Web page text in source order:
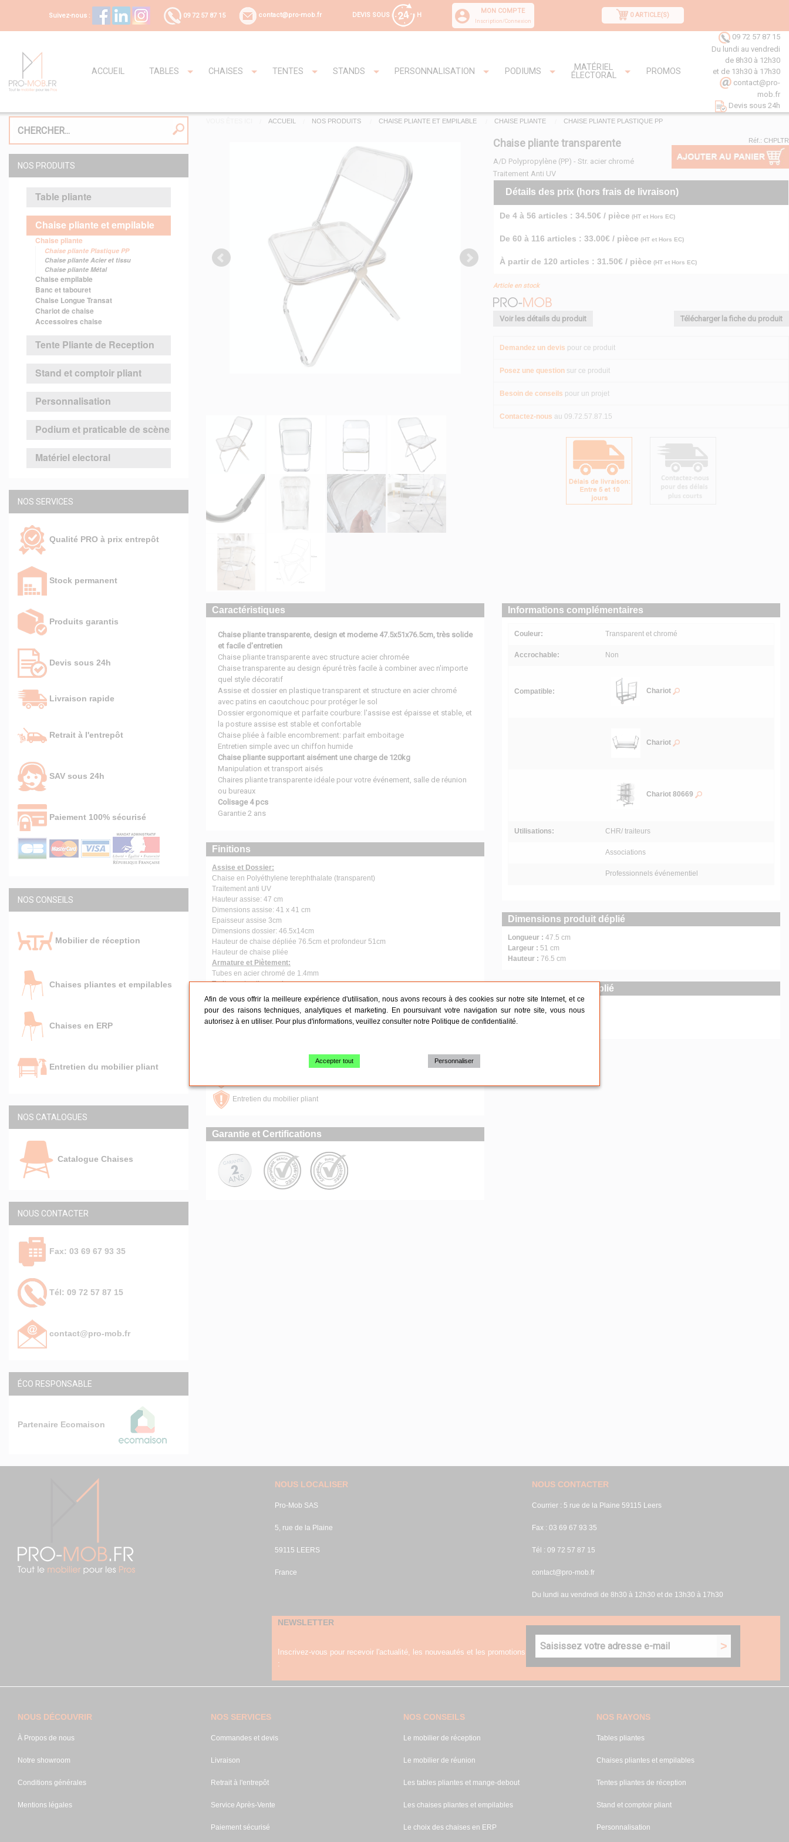
Suivez-nous : 09 72 57 87 15 contact@pro-mob.fr DEVIS SOUS H
MON COMPTE
Inscription/Connexion
0 ARTICLE(S)
ACCUEIL TABLES CHAISES TENTES STANDS PERSONNALISATION PODIUMS
MATÉRIEL
ÉLECTORAL
PROMOS
09 72 57 87 15
Du lundi au vendredi
de 8h30 à 12h30
et de 13h30 à 17h30
contact@pro-
mob.fr
Devis sous 24h
NOS PRODUITS
Table pliante
Chaise pliante et empilable
Chaise pliante
Chaise pliante Plastique PP
Chaise pliante Acier et tissu
Chaise pliante Métal
Chaise empilable
Banc et tabouret
Chaise Longue Transat
Chariot de chaise
Accessoires chaise
Tente Pliante de Reception
Stand et comptoir pliant
Personnalisation
Podium et praticable de scène
Matériel electoral
NOS SERVICES
Qualité PRO à prix entrepôt
Stock permanent
Produits garantis
Devis sous 24h
Livraison rapide
Retrait à l'entrepôt
SAV sous 24h
Paiement 100% sécurisé
NOS CONSEILS
Mobilier de réception
Chaises pliantes et empilables
Chaises en ERP
Entretien du mobilier pliant
NOS CATALOGUES
Catalogue Chaises
NOUS CONTACTER
Fax: 03 69 67 93 35
Tél: 09 72 57 87 15
contact@pro-mob.fr
ÉCO RESPONSABLE
Partenaire Ecomaison
ACCUEIL NOS PRODUITS CHAISE PLIANTE ET EMPILABLE CHAISE PLIANTE CHAISE PLIANTE PLASTIQUE PP
Chaise pliante transparente
A/D Polypropylène (PP) - Str. acier chromé
Traitement Anti UV
Réf.: CHPLTR
Détails des prix (hors frais de livraison)
De 4 à 56 articles : 34.50€ / pièce (HT et Hors EC)
De 60 à 116 articles : 33.00€ / pièce (HT et Hors EC)
À partir de 120 articles : 31.50€ / pièce (HT et Hors EC)
Article en stock
Voir les détails du produit Télécharger la fiche du produit
Demandez un devis pour ce produit
Posez une question sur ce produit
Besoin de conseils pour un projet
Contactez-nous au 09.72.57.87.15
Caractéristiques
Chaise pliante transparente, design et moderne 47.5x51x76.5cm, très solide
et facile d'entretien
Chaise pliante transparente avec structure acier chromée
Chaise transparente au design épuré très facile à combiner avec n'importe
quel style décoratif
Assise et dossier en plastique transparent et structure en acier chromé
avec patins en caoutchouc pour protéger le sol
Dossier ergonomique et parfaite courbure: l'assise est épaisse et stable, et
la posture assise est stable et confortable
Chaise pliée à faible encombrement: parfait emboitage
Entretien simple avec un chiffon humide
Chaise pliante supportant aisément une charge de 120kg
Manipulation et transport aisés
Chaires pliante transparente idéale pour votre événement, salle de réunion
ou bureaux
Colisage 4 pcs
Garantie 2 ans
Finitions
Assise et Dossier:
Chaise en Polyéthylene terephthalate (transparent)
Traitement anti UV
Hauteur assise: 47 cm
Dimensions assise: 41 x 41 cm
Epaisseur assise 3cm
Dimensions dossier: 46.5x14cm
Hauteur de chaise dépliée 76.5cm et profondeur 51cm
Hauteur de chaise pliée
Armature et Piètement:
Tubes en acier chromé de 1.4mm
Traitement anti-corrosion
Coins arrondis
Entretien du mobilier pliant
Garantie et Certifications
Informations complémentaires
Couleur: Transparent et chromé
Accrochable: Non
Compatible: Chariot
Chariot
Chariot 80669
Utilisations: CHR/ traiteurs
Associations
Professionnels événementiel
Dimensions produit déplié
Longueur : 47.5 cm
Largeur : 51 cm
Hauteur : 76.5 cm
Dimensions produit plié
Longueur :
92 cm
Largeur :
NOUS LOCALISER
Pro-Mob SAS
5, rue de la Plaine
59115 LEERS
France
NOUS CONTACTER
Courrier : 5 rue de la Plaine 59115 Leers
Fax : 03 69 67 93 35
Tél : 09 72 57 87 15
contact@pro-mob.fr
Du lundi au vendredi de 8h30 à 12h30 et de 13h30 à 17h30
NEWSLETTER
Inscrivez-vous pour recevoir l'actualité, les nouveautés et les promotions
:
NOUS DÉCOUVRIR
À Propos de nous
Notre showroom
Conditions générales
Mentions légales
NOS SERVICES
Commandes et devis
Livraison
Retrait à l'entrepôt
Service Après-Vente
Paiement sécurisé
NOS CONSEILS
Le mobilier de réception
Le mobilier de réunion
Les tables pliantes et mange-debout
Les chaises pliantes et empilables
Le choix des chaises en ERP
NOS RAYONS
Tables pliantes
Chaises pliantes et empilables
Tentes pliantes de réception
Stand et comptoir pliant
Personnalisation
Afin de vous offrir la meilleure expérience d'utilisation, nous avons recours à des cookies sur notre site Internet, et ce
pour des raisons techniques, analytiques et marketing. En poursuivant votre navigation sur notre site, vous nous
autorisez à en utiliser. Pour plus d'informations, veuillez consulter notre Politique de confidentialité
Accepter tout Personnaliser